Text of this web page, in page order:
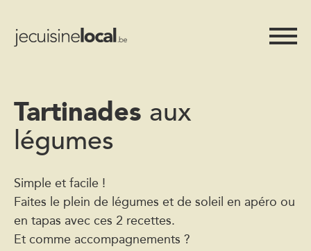
Tartinades aux
légumes
Simple et facile !
Faites le plein de légumes et de soleil en apéro ou
en tapas avec ces 2 recettes.
Et comme accompagnements ?